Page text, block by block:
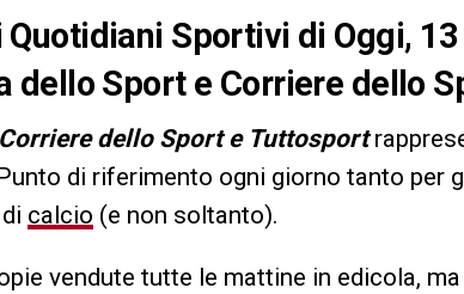
Sportivi di Oggi,
dello Sport e Corriere dello
dello Sport e Tuttosport
di riferimento ogni giorno tanto per
calcio (e non soltanto).
vendute tutte le mattine in edicola, ma